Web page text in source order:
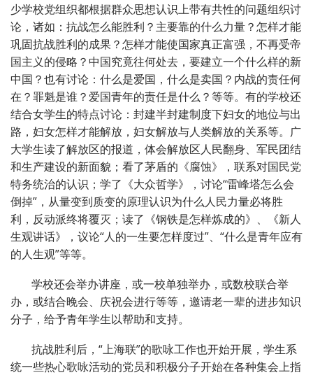
少学校党组织都根据群众思想认识上带有共性的问题组织讨
论，诸如：抗战怎么能胜利？主要靠的什么力量？怎样才能
巩固抗战胜利的成果？怎样才能使国家真正富强，不再受帝
国主义的侵略？中国究竟往何处去，要建立一个什么样的新
中国？也有讨论：什么是爱国，什么是卖国？内战的责任何
在？罪魁是谁？爱国青年的责任是什么？等等。有的学校还
结合女学生的特点讨论：封建半封建制度下妇女的地位与出
路，妇女怎样才能解放，妇女解放与人类解放的关系等。广
大学生读了解放区的报道，体会解放区人民翻身、军民团结
和生产建设的新面貌；看了茅盾的《腐蚀》，联系对国民党
特务统治的认识；学了《大众哲学》，讨论“雷峰塔怎么会
倒掉”，从量变到质变的原理认识为什么人民力量必将胜
利，反动派终将覆灭；读了《钢铁是怎样炼成的》、《新人
生观讲话》，议论“人的一生要怎样度过”、“什么是青年应有
的人生观”等等。
学校还会举办讲座，或一校单独举办，或数校联合举
办，或结合晚会、庆祝会进行等等，邀请老一辈的进步知识
分子，给予青年学生以帮助和支持。
抗战胜利后，“上海联”的歌咏工作也开始开展，学生系
统一些热心歌咏活动的党员和积极分子开始在各种集会上指